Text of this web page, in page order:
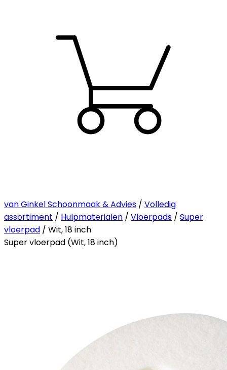
van Ginkel Schoonmaak & Advies / Volledig
assortiment / Hulpmaterialen / Vloerpads / Super
vloerpad / Wit, 18 inch
Super vloerpad (Wit, 18 inch)